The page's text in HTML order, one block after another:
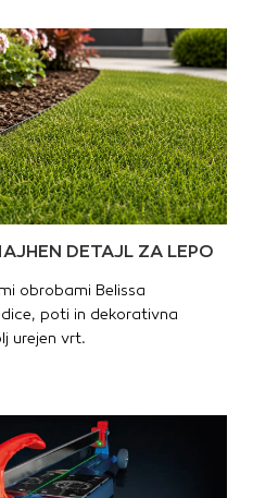
DETAJL ZA LEPO
obrobami Belissa
poti in dekorativna
urejen vrt.